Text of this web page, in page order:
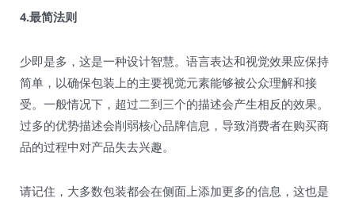
4.最简法则
少即是多，这是一种设计智慧。语言表达和视觉效果应保持
简单，以确保包装上的主要视觉元素能够被公众理解和接
受。一般情况下，超过二到三个的描述会产生相反的效果。
过多的优势描述会削弱核心品牌信息，导致消费者在购买商
品的过程中对产品失去兴趣。
请记住，大多数包装都会在侧面上添加更多的信息，这也是